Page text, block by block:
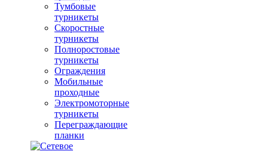
Тумбовые
турникеты
Скоростные
турникеты
Полноростовые
турникеты
Ограждения
Мобильные
проходные
Электромоторные
турникеты
Переграждающие
планки